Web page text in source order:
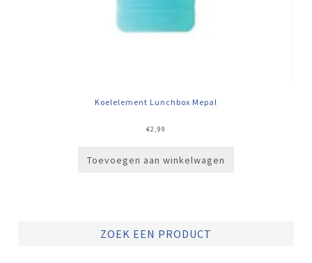
Koelelement Lunchbox Mepal
€2,99
Toevoegen aan winkelwagen
ZOEK EEN PRODUCT